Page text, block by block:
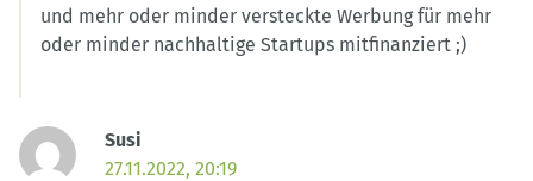
und mehr oder minder versteckte Werbung für mehr
oder minder nachhaltige Startups mitfinanziert ;)
Susi
27.11.2022, 20:19